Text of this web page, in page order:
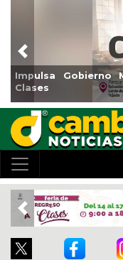
Gobierno
Previous
Previous